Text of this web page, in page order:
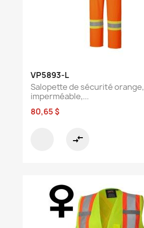
VP5893-L
Salopette de sécurité orange,
imperméable,...
80,65 $
compare_arrows